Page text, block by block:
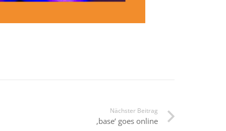
Nächster Beitrag
‚base‘ goes online